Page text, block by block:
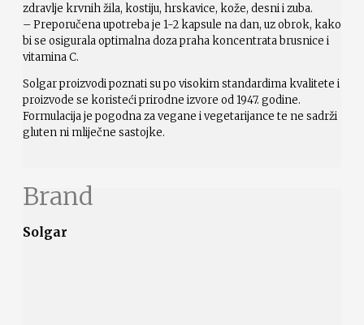
zdravlje krvnih žila, kostiju, hrskavice, kože, desni i zuba.
– Preporučena upotreba je 1-2 kapsule na dan, uz obrok, kako
bi se osigurala optimalna doza praha koncentrata brusnice i
vitamina C.
Solgar proizvodi poznati su po visokim standardima kvalitete i
proizvode se koristeći prirodne izvore od 1947. godine.
Formulacija je pogodna za vegane i vegetarijance te ne sadrži
gluten ni mliječne sastojke.
Brand
Solgar